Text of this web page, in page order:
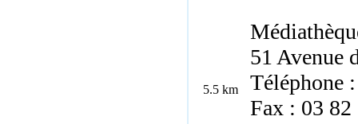
5.5 km
51 Avenue
Téléphone
Fax : 03 82